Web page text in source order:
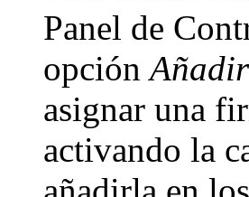
Panel de
opción
asignar una
activando la